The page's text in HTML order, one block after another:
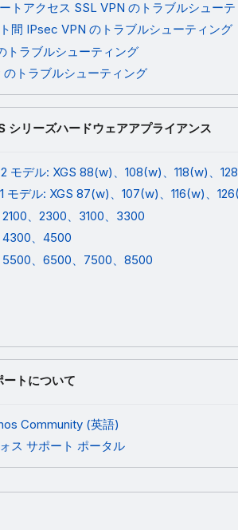
トアクセス SSL VPN のトラブルシュー
間 IPsec VPN のトラブルシューティング
トラブルシューティング
のトラブルシューティング
シリーズハードウェアアプライアンス
モデル: XGS 88(w)、108(w)、118(w)、
モデル: XGS 87(w)、107(w)、116(w)、
2100、2300、3100、3300
4300、4500
5500、6500、7500、8500
ートについて
Community (英語)
ス サポート ポータル